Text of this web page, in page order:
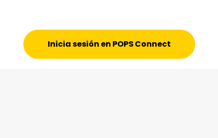
Inicia sesión en POPS Connect